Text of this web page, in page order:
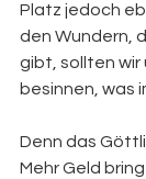
Platz jedoch
den Wundern,
gibt, sollten wir
besinnen, was
Denn das
Mehr Geld